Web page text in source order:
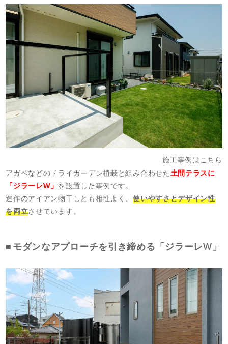
施工事例はこちら
アガベなどのドライガーデン植栽と組み合わせた土間テラスに
「ジラーレW」 を設置した事例です。
造作のアイアン物干しとも相性よく、使いやすさとデザイン性
を両立させています。
モダンなアプローチを引き締める「ジラーレW」